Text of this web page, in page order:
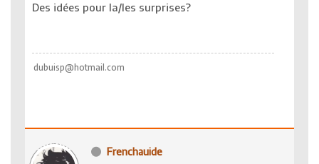
Des idées pour la/les surprises?
dubuisp@hotmail.com
Frenchauide